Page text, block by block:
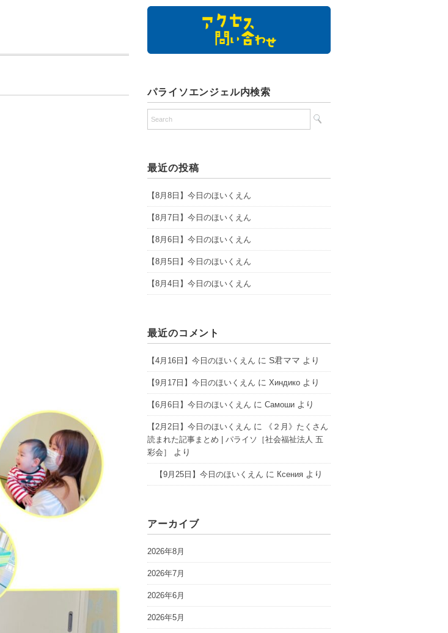
パライソエンジェル内検索
最近の投稿
【8月8日】今日のほいくえん
【8月7日】今日のほいくえん
【8月6日】今日のほいくえん
【8月5日】今日のほいくえん
【8月4日】今日のほいくえん
最近のコメント
【4月16日】今日のほいくえん に S君ママ より
【9月17日】今日のほいくえん にХиндико より
【6月6日】今日のほいくえん にСамоши より
【2月2日】今日のほいくえん に
《２月》たくさん
読まれた記事まとめ | パライソ［社会福祉法人 五
彩会］
より
【9月25日】今日のほいくえん に Ксения より
アーカイブ
2026年8月
2026年7月
2026年6月
2026年5月